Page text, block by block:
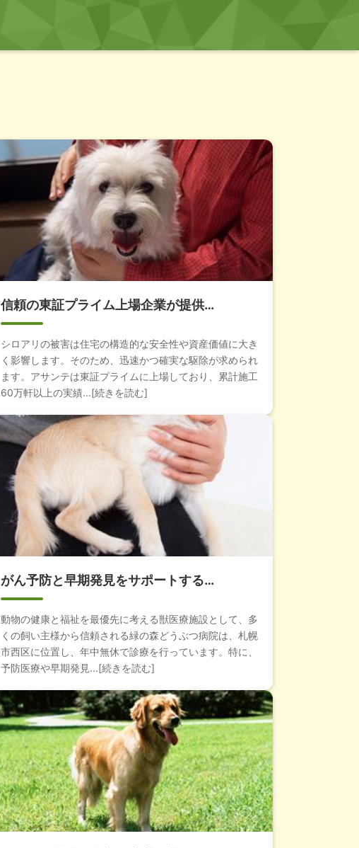
信頼の東証プライム上場企業が提供…
シロアリの被害は住宅の構造的な安全性や資産価値に大き
く影響します。そのため、迅速かつ確実な駆除が求められ
ます。アサンテは東証プライムに上場しており、累計施工
60万軒以上の実績...[続きを読む]
がん予防と早期発見をサポートする…
動物の健康と福祉を最優先に考える獣医療施設として、多
くの飼い主様から信頼される緑の森どうぶつ病院は、札幌
市西区に位置し、年中無休で診療を行っています。特に、
予防医療や早期発見...[続きを読む]